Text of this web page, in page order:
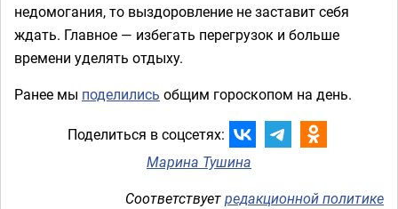
недомогания, то выздоровление не заставит себя
ждать. Главное — избегать перегрузок и больше
времени уделять отдыху.
Ранее мы поделились общим гороскопом на день.
Поделиться в соцсетях:
Марина Тушина
Соответствуетредакционной политике